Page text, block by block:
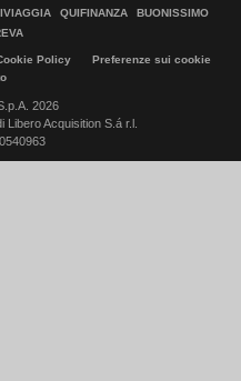
QUIFINANZA
BUONISSIMO
Policy
Preferenze sui cookie
2026
Acquisition S.á r.l.